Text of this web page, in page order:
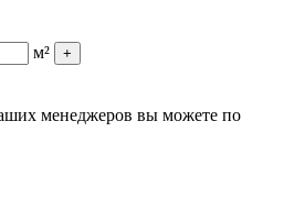
м²
+
менеджеров вы можете по